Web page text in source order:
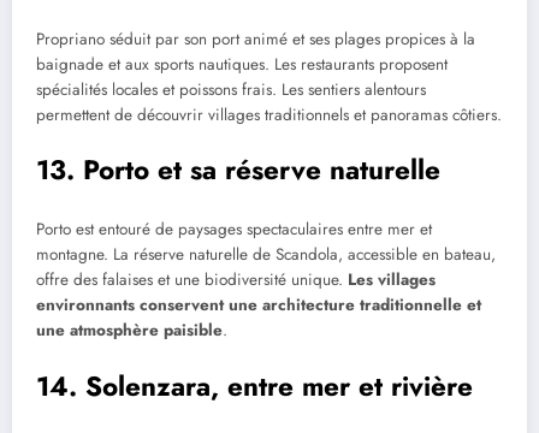
Propriano séduit par son port animé et ses plages propices à la
baignade et aux sports nautiques. Les restaurants proposent
spécialités locales et poissons frais. Les sentiers alentours
permettent de découvrir villages traditionnels et panoramas côtiers.
13. Porto et sa réserve naturelle
Porto est entouré de paysages spectaculaires entre mer et
montagne. La réserve naturelle de Scandola, accessible en bateau,
offre des falaises et une biodiversité unique. Les villages
environnants conservent une architecture traditionnelle et
une atmosphère paisible.
14. Solenzara, entre mer et rivière